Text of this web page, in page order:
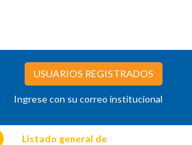
USUARIOS REGISTRADOS
Ingrese con su correo institucional
Listado general de